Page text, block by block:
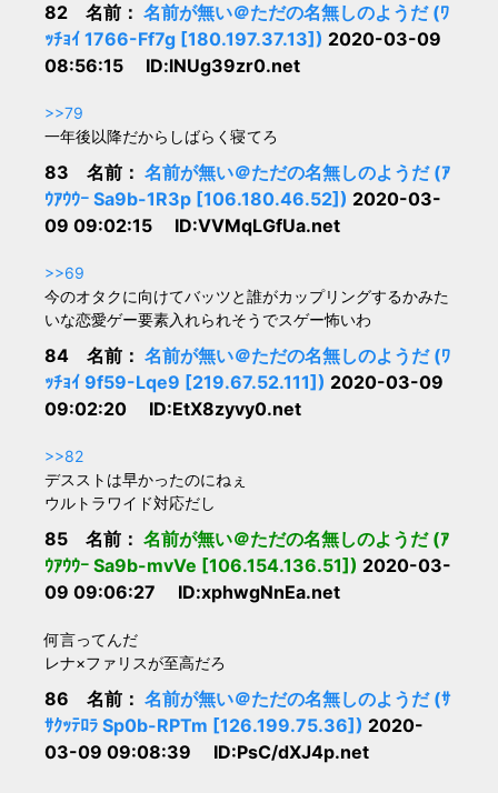
82 名前： 名前が無い＠ただの名無しのようだ (ﾜ
ｯﾁｮｲ 1766-Ff7g [180.197.37.13]) 2020-03-09
08:56:15 ID:lNUg39zr0.net
>>79
一年後以降だからしばらく寝てろ
83 名前： 名前が無い＠ただの名無しのようだ (ｱ
ｳｱｳｳｰ Sa9b-1R3p [106.180.46.52]) 2020-03-
09 09:02:15 ID:VVMqLGfUa.net
>>69
今のオタクに向けてバッツと誰がカップリングするかみた
いな恋愛ゲー要素入れられそうでスゲー怖いわ
84 名前： 名前が無い＠ただの名無しのようだ (ﾜ
ｯﾁｮｲ 9f59-Lqe9 [219.67.52.111]) 2020-03-09
09:02:20 ID:EtX8zyvy0.net
>>82
デスストは早かったのにねぇ
ウルトラワイド対応だし
85 名前： 名前が無い＠ただの名無しのようだ (ｱ
ｳｱｳｳｰ Sa9b-mvVe [106.154.136.51]) 2020-03-
09 09:06:27 ID:xphwgNnEa.net
何言ってんだ
レナ×ファリスが至高だろ
86 名前： 名前が無い＠ただの名無しのようだ (ｻ
ｻｸｯﾃﾛﾗ Sp0b-RPTm [126.199.75.36]) 2020-
03-09 09:08:39 ID:PsC/dXJ4p.net